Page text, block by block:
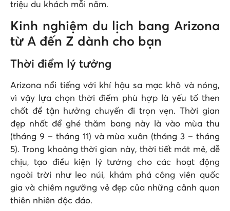
triệu du khách mỗi năm.
Kinh nghiệm du lịch bang Arizona
từ A đến Z dành cho bạn
Thời điểm lý tưởng
Arizona nổi tiếng với khí hậu sa mạc khô và nóng,
vì vậy lựa chọn thời điểm phù hợp là yếu tố then
chốt để tận hưởng chuyến đi trọn vẹn. Thời gian
đẹp nhất để ghé thăm bang này là vào mùa thu
(tháng 9 – tháng 11) và mùa xuân (tháng 3 – tháng
5). Trong khoảng thời gian này, thời tiết mát mẻ, dễ
chịu, tạo điều kiện lý tưởng cho các hoạt động
ngoài trời như leo núi, khám phá công viên quốc
gia và chiêm ngưỡng vẻ đẹp của những cảnh quan
thiên nhiên độc đáo.